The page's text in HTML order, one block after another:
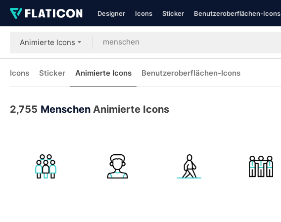
Designer Icons Sticker Benutzeroberflächen-Icons
Animierte Icons
Icons Sticker Animierte Icons Benutzeroberflächen-Icons
2,755 Menschen Animierte Icons